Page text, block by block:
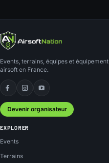
Events, terrains, équipes et équipement
airsoft en France.
Facebook
Instagram
YouTube
Devenir organisateur
EXPLORER
Events
Terrains